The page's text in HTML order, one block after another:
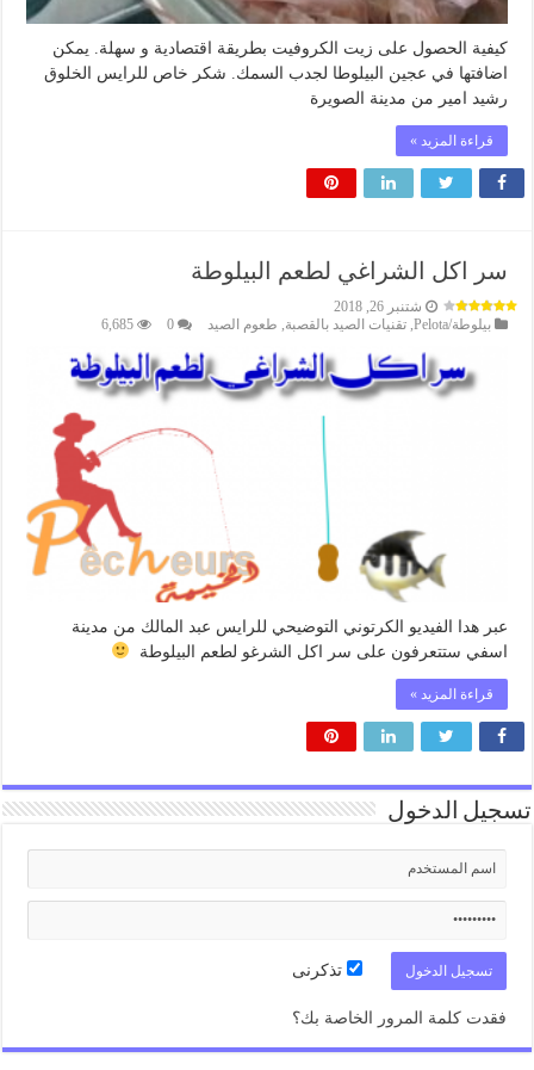
كيفية الحصول على زيت الكروفيت بطريقة اقتصادية و سهلة. يمكن
اضافتها في عجين البيلوطا لجدب السمك. شكر خاص للرايس الخلوق
رشيد امير من مدينة الصويرة
قراءة المزيد »
سر اكل الشراغي لطعم البيلوطة
شتنبر 26, 2018
بيلوطة/Pelota
, تقنيات الصيد بالقصبة, طعوم الصيد 0
6,685
عبر هدا الفيديو الكرتوني التوضيحي للرايس عبد المالك من مدينة
اسفي ستتعرفون على سر اكل الشرغو لطعم البيلوطة
قراءة المزيد »
تسجيل الدخول
تذكرنى
فقدت كلمة المرور الخاصة بك؟